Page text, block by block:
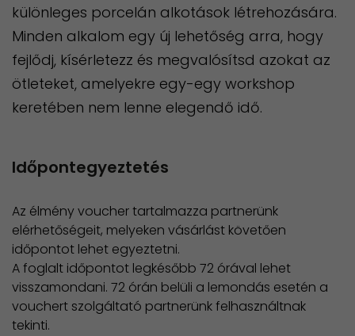
különleges porcelán alkotások létrehozására.
Minden alkalom egy új lehetőség arra, hogy
fejlődj, kísérletezz és megvalósítsd azokat az
ötleteket, amelyekre egy-egy workshop
keretében nem lenne elegendő idő.
Időpontegyeztetés
Az élmény voucher tartalmazza partnerünk
elérhetőségeit, melyeken vásárlást követően
időpontot lehet egyeztetni.
​A foglalt időpontot legkésőbb 72 órával lehet
visszamondani. 72 órán belüli a lemondás esetén a
vouchert szolgáltató partnerünk felhasználtnak
tekinti.